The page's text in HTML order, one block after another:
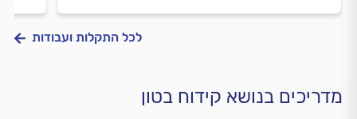
לכל התקלות ועבודות
מדריכים בנושא קידוח בטון